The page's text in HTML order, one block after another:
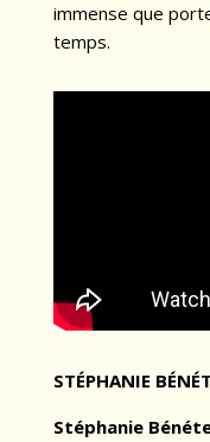
immense que
temps.
STÉPHANIE
Stéphanie